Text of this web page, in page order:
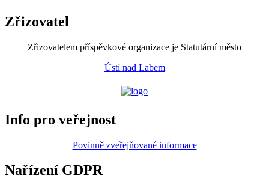
Zřizovatel
Zřizovatelem příspěvkové organizace je Statutární město
Ústí nad Labem
Info pro veřejnost
Povinně zveřejňované informace
Nařízení GDPR